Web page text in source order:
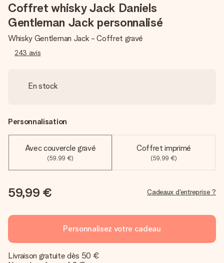
Coffret whisky Jack Daniels
Gentleman Jack personnalisé
Whisky Gentleman Jack - Coffret gravé
243 avis
En stock
Personnalisation
Avec couvercle gravé
(59,99 €)
Coffret imprimé
(59,99 €)
59,99 € Cadeaux d'entreprise ?
Personnalisez votre cadeau
Livraison gratuite dès 50 €